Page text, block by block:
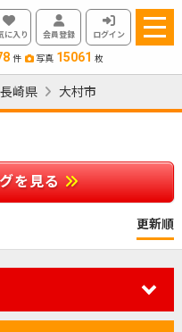
に入り 会員登録 ログイン
件 写真 15061 枚
長崎県 大村市
を見る
更新順